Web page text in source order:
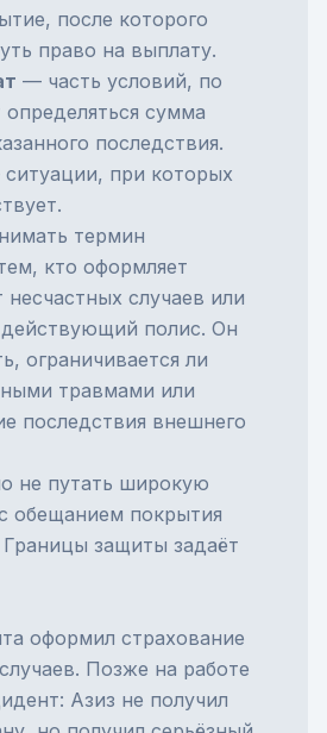
после которого
право на выплату.
— часть условий, по
сумма
последствия.
при которых
термин
кто оформляет
несчастных случаев или
полис. Он
ограничивается ли
травмами или
последствия внешнего
не путать широкую
обещанием покрытия
защиты задаёт
оформил страхование
Позже на работе
Азиз не получил